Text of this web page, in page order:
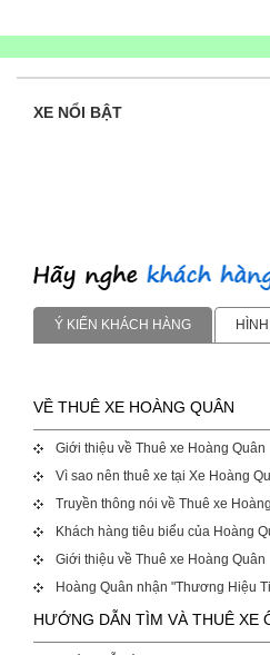
XE NỔI BẬT
Ý KIẾN KHÁCH HÀNG
VỀ THUÊ XE HOÀNG QUÂN
Giới thiệu về Thuê xe Hoàng Quân
Vì sao nên thuê xe tại Xe Hoàng
Truyền thông nói về Thuê xe
Khách hàng tiêu biểu của Hoàng
Giới thiệu về Thuê xe Hoàng Quân
Hoàng Quân nhận "Thương Hiệu
HƯỚNG DẪN TÌM VÀ THUÊ XE